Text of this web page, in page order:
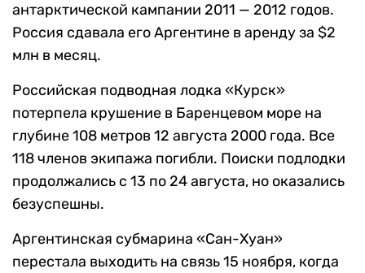
антарктической кампании 2011 — 2012 годов.
Россия сдавала его Аргентине в аренду за $2
млн в месяц.
Российская подводная лодка «Курск»
потерпела крушение в Баренцевом море на
глубине 108 метров 12 августа 2000 года. Все
118 членов экипажа погибли. Поиски подлодки
продолжались с 13 по 24 августа, но оказались
безуспешны.
Аргентинская субмарина «Сан-Хуан»
перестала выходить на связь 15 ноября, когда